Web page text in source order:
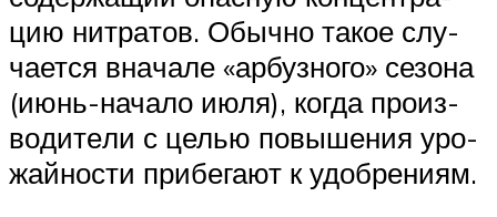
цию нит­ра­тов. Обыч­но такое слу­
ча­ет­ся вна­ча­ле «арбуз­но­го» сезо­на
(июнь-нача­ло июля), когда про­из­
во­ди­те­ли с целью повы­ше­ния уро­
жай­но­сти при­бе­га­ют к удобрениям.